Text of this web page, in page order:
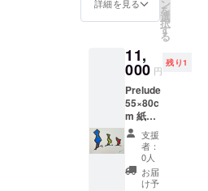
作品 紙
にアク
イン
ク、水
彩
詳細を見る ン
を
選
択
す
る
11,
000 円
残り1
Prelude
55×80c
m 紙に
アクリ
ル、イ
ンク
支援
者：
0人
お届
け予